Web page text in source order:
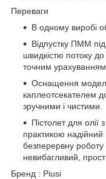
Переваги
В одному виробі
Відпустку ПММ
швидкістю потоку
точним урахуванням
Оснащення
каплеотсекателем
зручними і чистими.
Пістолет для олії
практикою надійний
безперервну
невибагливий,
Бренд : Piusi